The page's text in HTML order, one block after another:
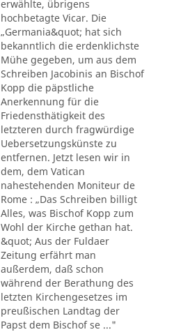
erwählte, übrigens
hochbetagte Vicar. Die
„Germania&quot; hat sich
bekanntlich die erdenklichste
Mühe gegeben, um aus dem
Schreiben Jacobinis an Bischof
Kopp die päpstliche
Anerkennung für die
Friedensthätigkeit des
letzteren durch fragwürdige
Uebersetzungskünste zu
entfernen. Jetzt lesen wir in
dem, dem Vatican
nahestehenden Moniteur de
Rome : „Das Schreiben billigt
Alles, was Bischof Kopp zum
Wohl der Kirche gethan hat.
&quot; Aus der Fuldaer
Zeitung erfährt man
außerdem, daß schon
während der Berathung des
letzten Kirchengesetzes im
preußischen Landtag der
Papst dem Bischof se ..."